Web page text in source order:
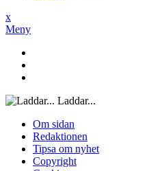
x
Meny
Laddar...
Om sidan
Redaktionen
Tipsa om nyhet
Copyright